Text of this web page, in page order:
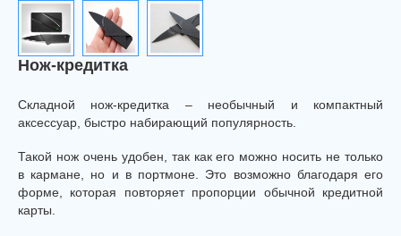
Нож-кредитка
Складной нож-кредитка – необычный и компактный
аксессуар, быстро набирающий популярность.
Такой нож очень удобен, так как его можно носить не только
в кармане, но и в портмоне. Это возможно благодаря его
форме, которая повторяет пропорции обычной кредитной
карты.